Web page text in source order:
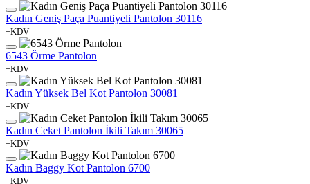
Kadın Geniş Paça Puantiyeli Pantolon 30116
+KDV
6543 Örme Pantolon
+KDV
Kadın Yüksek Bel Kot Pantolon 30081
+KDV
Kadın Ceket Pantolon İkili Takım 30065
+KDV
Kadın Baggy Kot Pantolon 6700
+KDV